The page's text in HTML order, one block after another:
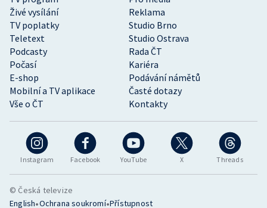
Instagram Facebook YouTube X Threads
Živé vysílání
Reklama
TV poplatky
Studio Brno
Teletext
Studio Ostrava
Podcasty
Rada ČT
Počasí
Kariéra
E-shop
Podávání námětů
Mobilní a TV aplikace
Časté dotazy
Vše o ČT
Kontakty
© Česká televize
English•Ochrana soukromí•Přístupnost